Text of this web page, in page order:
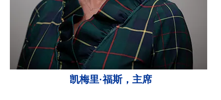
凯梅里·福斯，主席